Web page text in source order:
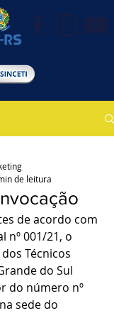
de leitura
de acordo com
nº 001/21, o
Técnicos
do Sul
do número nº
sede do